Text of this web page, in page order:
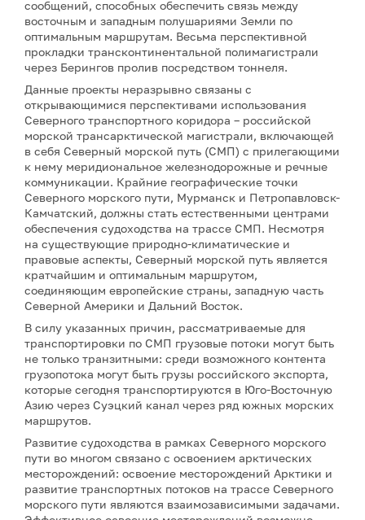
сообщений, способных обеспечить связь между
восточным и западным полушариями Земли по
оптимальным маршрутам. Весьма перспективной
прокладки трансконтинентальной полимагистрали
через Берингов пролив посредством тоннеля.
Данные проекты неразрывно связаны с
открывающимися перспективами использования
Северного транспортного коридора – российской
морской трансарктической магистрали, включающей
в себя Северный морской путь (СМП) с прилегающими
к нему меридиональное железнодорожные и речные
коммуникации. Крайние географические точки
Северного морского пути, Мурманск и Петропавловск-
Камчатский, должны стать естественными центрами
обеспечения судоходства на трассе СМП. Несмотря
на существующие природно-климатические и
правовые аспекты, Северный морской путь является
кратчайшим и оптимальным маршрутом,
соединяющим европейские страны, западную часть
Северной Америки и Дальний Восток.
В силу указанных причин, рассматриваемые для
транспортировки по СМП грузовые потоки могут быть
не только транзитными: среди возможного контента
грузопотока могут быть грузы российского экспорта,
которые сегодня транспортируются в Юго-Восточную
Азию через Суэцкий канал через ряд южных морских
маршрутов.
Развитие судоходства в рамках Северного морского
пути во многом связано с освоением арктических
месторождений: освоение месторождений Арктики и
развитие транспортных потоков на трассе Северного
морского пути являются взаимозависимыми задачами.